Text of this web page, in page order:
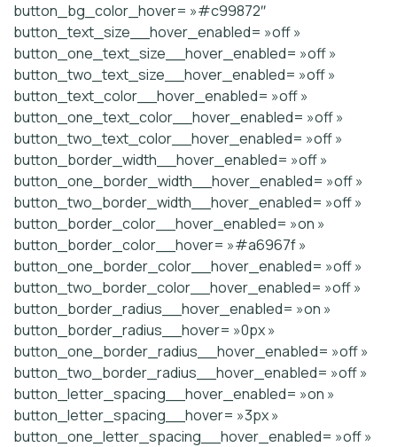
button_bg_color_hover= »#c99872″
button_text_size__hover_enabled= »off »
button_one_text_size__hover_enabled= »off »
button_two_text_size__hover_enabled= »off »
button_text_color__hover_enabled= »off »
button_one_text_color__hover_enabled= »off »
button_two_text_color__hover_enabled= »off »
button_border_width__hover_enabled= »off »
button_one_border_width__hover_enabled= »off »
button_two_border_width__hover_enabled= »off »
button_border_color__hover_enabled= »on »
button_border_color__hover= »#a6967f »
button_one_border_color__hover_enabled= »off »
button_two_border_color__hover_enabled= »off »
button_border_radius__hover_enabled= »on »
button_border_radius__hover= »0px »
button_one_border_radius__hover_enabled= »off »
button_two_border_radius__hover_enabled= »off »
button_letter_spacing__hover_enabled= »on »
button_letter_spacing__hover= »3px »
button_one_letter_spacing__hover_enabled= »off »